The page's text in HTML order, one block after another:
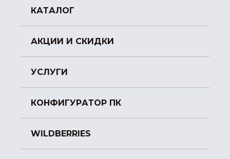
КАТАЛОГ
АКЦИИ И СКИДКИ
УСЛУГИ
КОНФИГУРАТОР ПК
WILDBERRIES